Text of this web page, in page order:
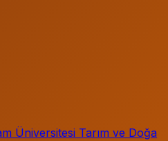
Üniversitesi Tarım ve Doğa